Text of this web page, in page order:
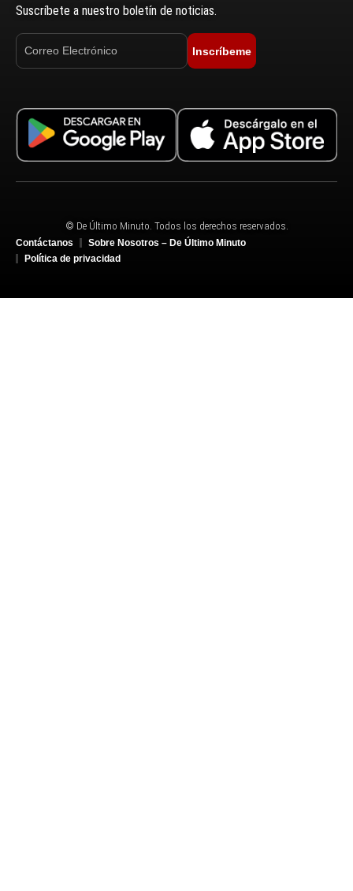
Suscríbete a nuestro boletín de noticias.
Inscríbeme
© De Último Minuto. Todos los derechos reservados.
Contáctanos
Sobre Nosotros – De Último Minuto
Política de privacidad